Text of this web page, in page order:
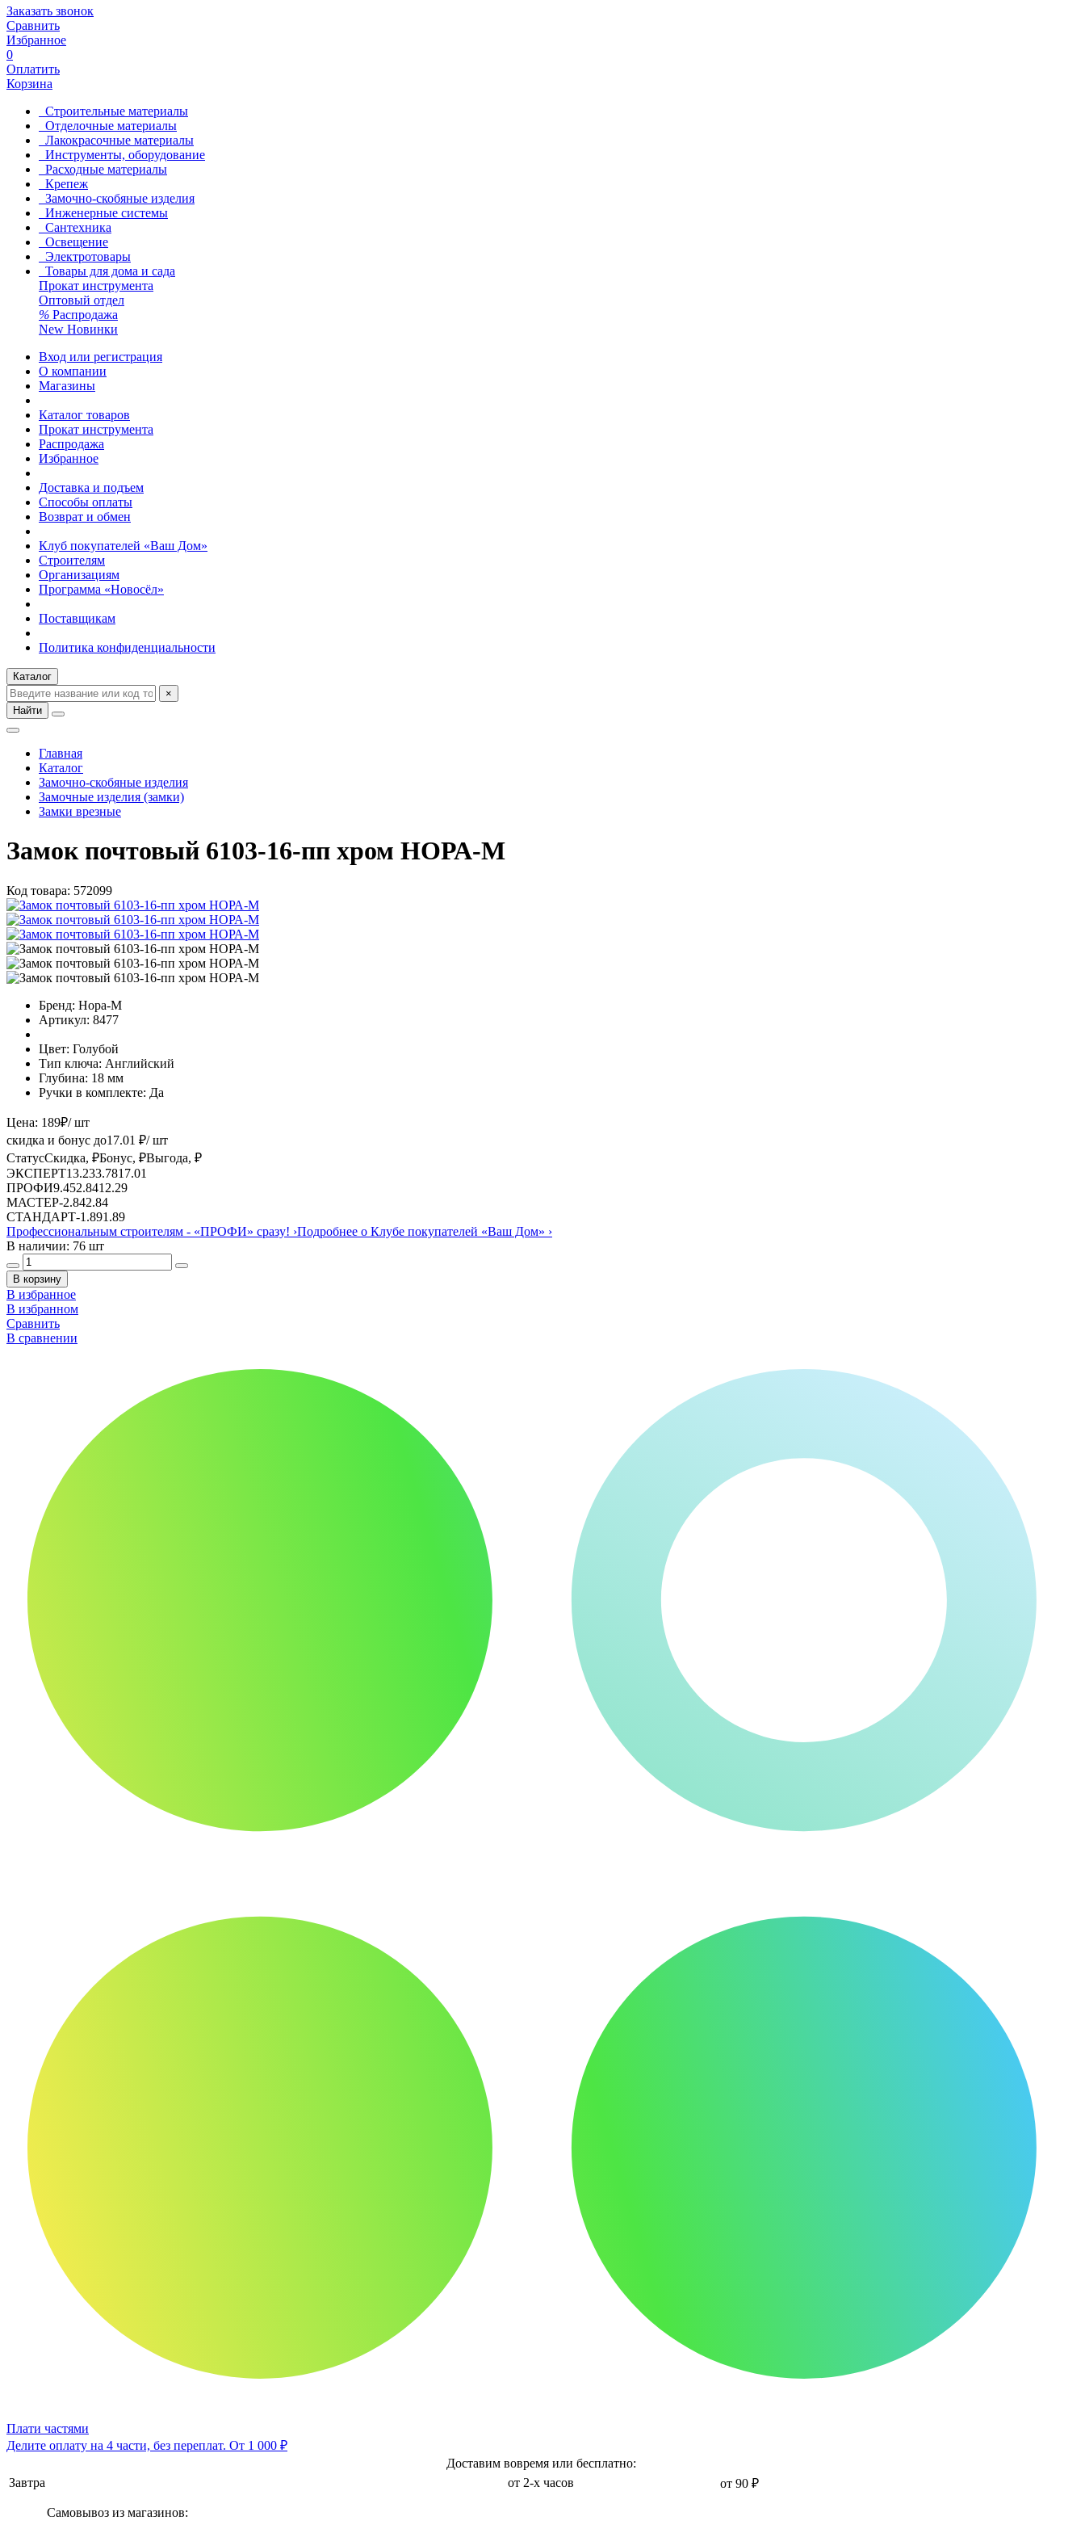
Заказать звонок
Сравнить
Избранное
0
Оплатить
Корзина
Строительные материалы
Отделочные материалы
Лакокрасочные материалы
Инструменты, оборудование
Расходные материалы
Крепеж
Замочно-скобяные изделия
Инженерные системы
Сантехника
Освещение
Электротовары
Товары для дома и сада
Прокат инструмента
Оптовый отдел
% Распродажа
New Новинки
Вход или регистрация
О компании
Магазины
Каталог товаров
Прокат инструмента
Распродажа
Избранное
Доставка и подъем
Способы оплаты
Возврат и обмен
Клуб покупателей «Ваш Дом»
Строителям
Организациям
Программа «Новосёл»
Поставщикам
Политика конфиденциальности
Каталог
×
Найти
Главная
Каталог
Замочно-скобяные изделия
Замочные изделия (замки)
Замки врезные
Замок почтовый 6103-16-пп хром НОРА-М
Код товара: 572099
Бренд: Нора-М
Артикул: 8477
Цвет: Голубой
Тип ключа: Английский
Глубина: 18 мм
Ручки в комплекте: Да
Цена: 189₽/ шт
скидка и бонус до17.01 ₽/ шт
СтатусСкидка, ₽Бонус, ₽Выгода, ₽
ЭКСПЕРТ13.233.7817.01
ПРОФИ9.452.8412.29
МАСТЕР-2.842.84
СТАНДАРТ-1.891.89
Профессиональным строителям - «ПРОФИ» сразу! ›Подробнее о Клубе покупателей «Ваш Дом» ›
В наличии: 76 шт
В корзину
В избранное
В избранном
Сравнить
В сравнении
Плати частями
Делите оплату на 4 части, без переплат. От 1 000 ₽
Доставим вовремя или бесплатно:
Завтра
от 2-х часов от 90 ₽
Самовывоз из магазинов: